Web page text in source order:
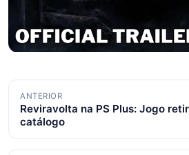
Navegação
de
posts
ANTERIOR
Reviravolta na PS Plus: Jogo
catálogo